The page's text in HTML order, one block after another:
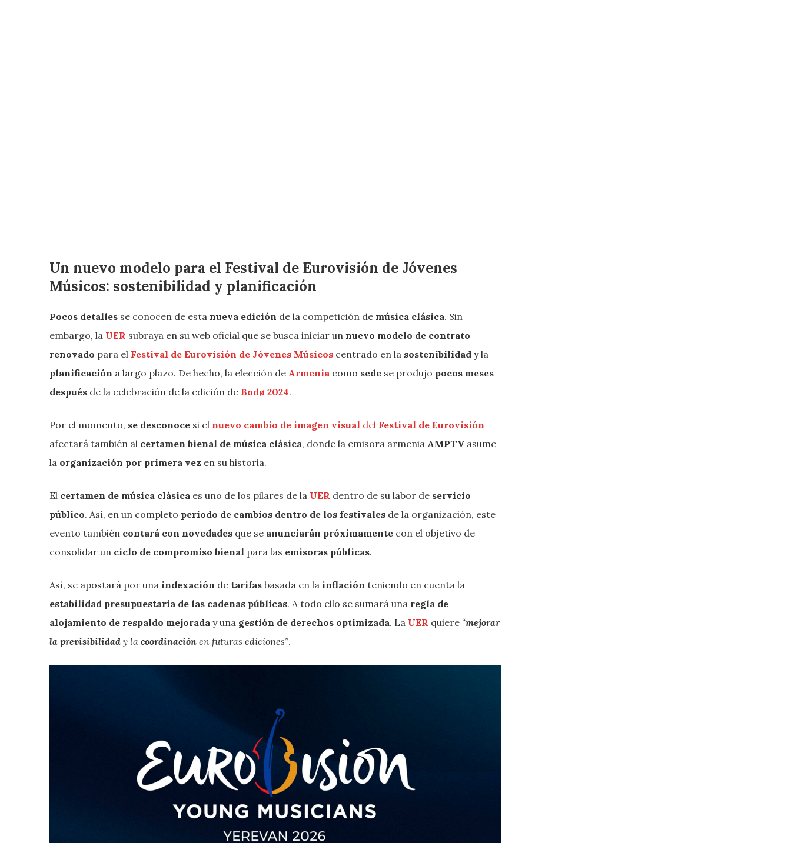
Un nuevo modelo para el Festival de Eurovisión de Jóvenes
Músicos: sostenibilidad y planificación
Pocos detalles se conocen de esta nueva edición de la competición de música clásica. Sin
embargo, la UER subraya en su web oficial que se busca iniciar un nuevo modelo de contrato
renovado para el Festival de Eurovisión de Jóvenes Músicos centrado en la sostenibilidad y la
planificación a largo plazo. De hecho, la elección de Armenia como sede se produjo pocos meses
después de la celebración de la edición de Bodø 2024.
Por el momento, se desconoce si el nuevo cambio de imagen visual del Festival de Eurovisión
afectará también al certamen bienal de música clásica, donde la emisora armenia AMPTV asume
la organización por primera vez en su historia.
El certamen de música clásica es uno de los pilares de la UER dentro de su labor de servicio
público. Así, en un completo periodo de cambios dentro de los festivales de la organización, este
evento también contará con novedades que se anunciarán próximamente con el objetivo de
consolidar un ciclo de compromiso bienal para las emisoras públicas.
Así, se apostará por una indexación de tarifas basada en la inflación teniendo en cuenta la
estabilidad presupuestaria de las cadenas públicas. A todo ello se sumará una regla de
alojamiento de respaldo mejorada y una gestión de derechos optimizada. La UER quiere “mejorar
la previsibilidad y la coordinación en futuras ediciones”.